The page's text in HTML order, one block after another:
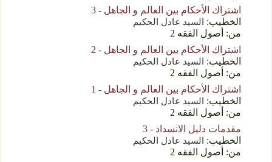
اشتراك الأحكام بين العالم و الجاهل - 3
الخطيب: السید عادل الحکیم
من: أصول الفقه 2
اشتراك الأحكام بين العالم و الجاهل - 2
الخطيب: السید عادل الحکیم
من: أصول الفقه 2
اشتراك الأحكام بين العالم و الجاهل - 1
الخطيب: السید عادل الحکیم
من: أصول الفقه 2
مقدمات دليل الانسداد - 3
الخطيب: السید عادل الحکیم
من: أصول الفقه 2